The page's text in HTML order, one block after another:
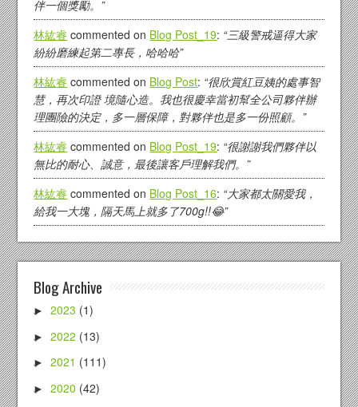
伴一個獎勵。”
林紘睿 commented on Blog Post_19: “三級警戒逼得大家
紛紛磨練起第二專長，哈哈哈”
林紘睿 commented on Blog Post: “很欣賞紅豆姨的處事智
慧，再次印證 境隨心造。我也很慶幸當初幫全公司夥伴辦
理團險的決定，多一層保障，對夥伴也是多一份照顧。”
林紘睿 commented on Blog Post_19: “很謝謝我們夥伴以
無比的耐心、誠意，最後讓客戶理解我們。”
林紘睿 commented on Blog Post_16: “大家都太關愛我，
給我一大塊，隔天馬上就多了700g!!😂”
Blog Archive
►2023 (1)
►2022 (13)
►2021 (111)
►2020 (42)